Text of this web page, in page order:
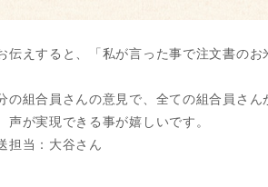
伝えすると、「私が言った事で注文書の
の組合員さんの意見で、全ての組合員さ
声が実現できる事が嬉しいです。
当：大谷さん